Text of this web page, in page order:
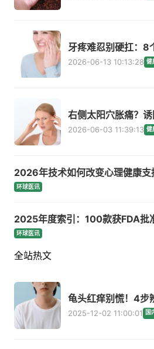
牙疼难忍别硬扛：8
2026-06-13 10:13:28 健
右侧太阳穴胀痛？
2026-06-03 11:39:13 健
2026年技术如何改变心理健康支
环球医讯
2025年度索引：100款获FDA批
环球医讯
全站热文
龟头红痒别慌！4步
2025-12-02 11:00:01 国